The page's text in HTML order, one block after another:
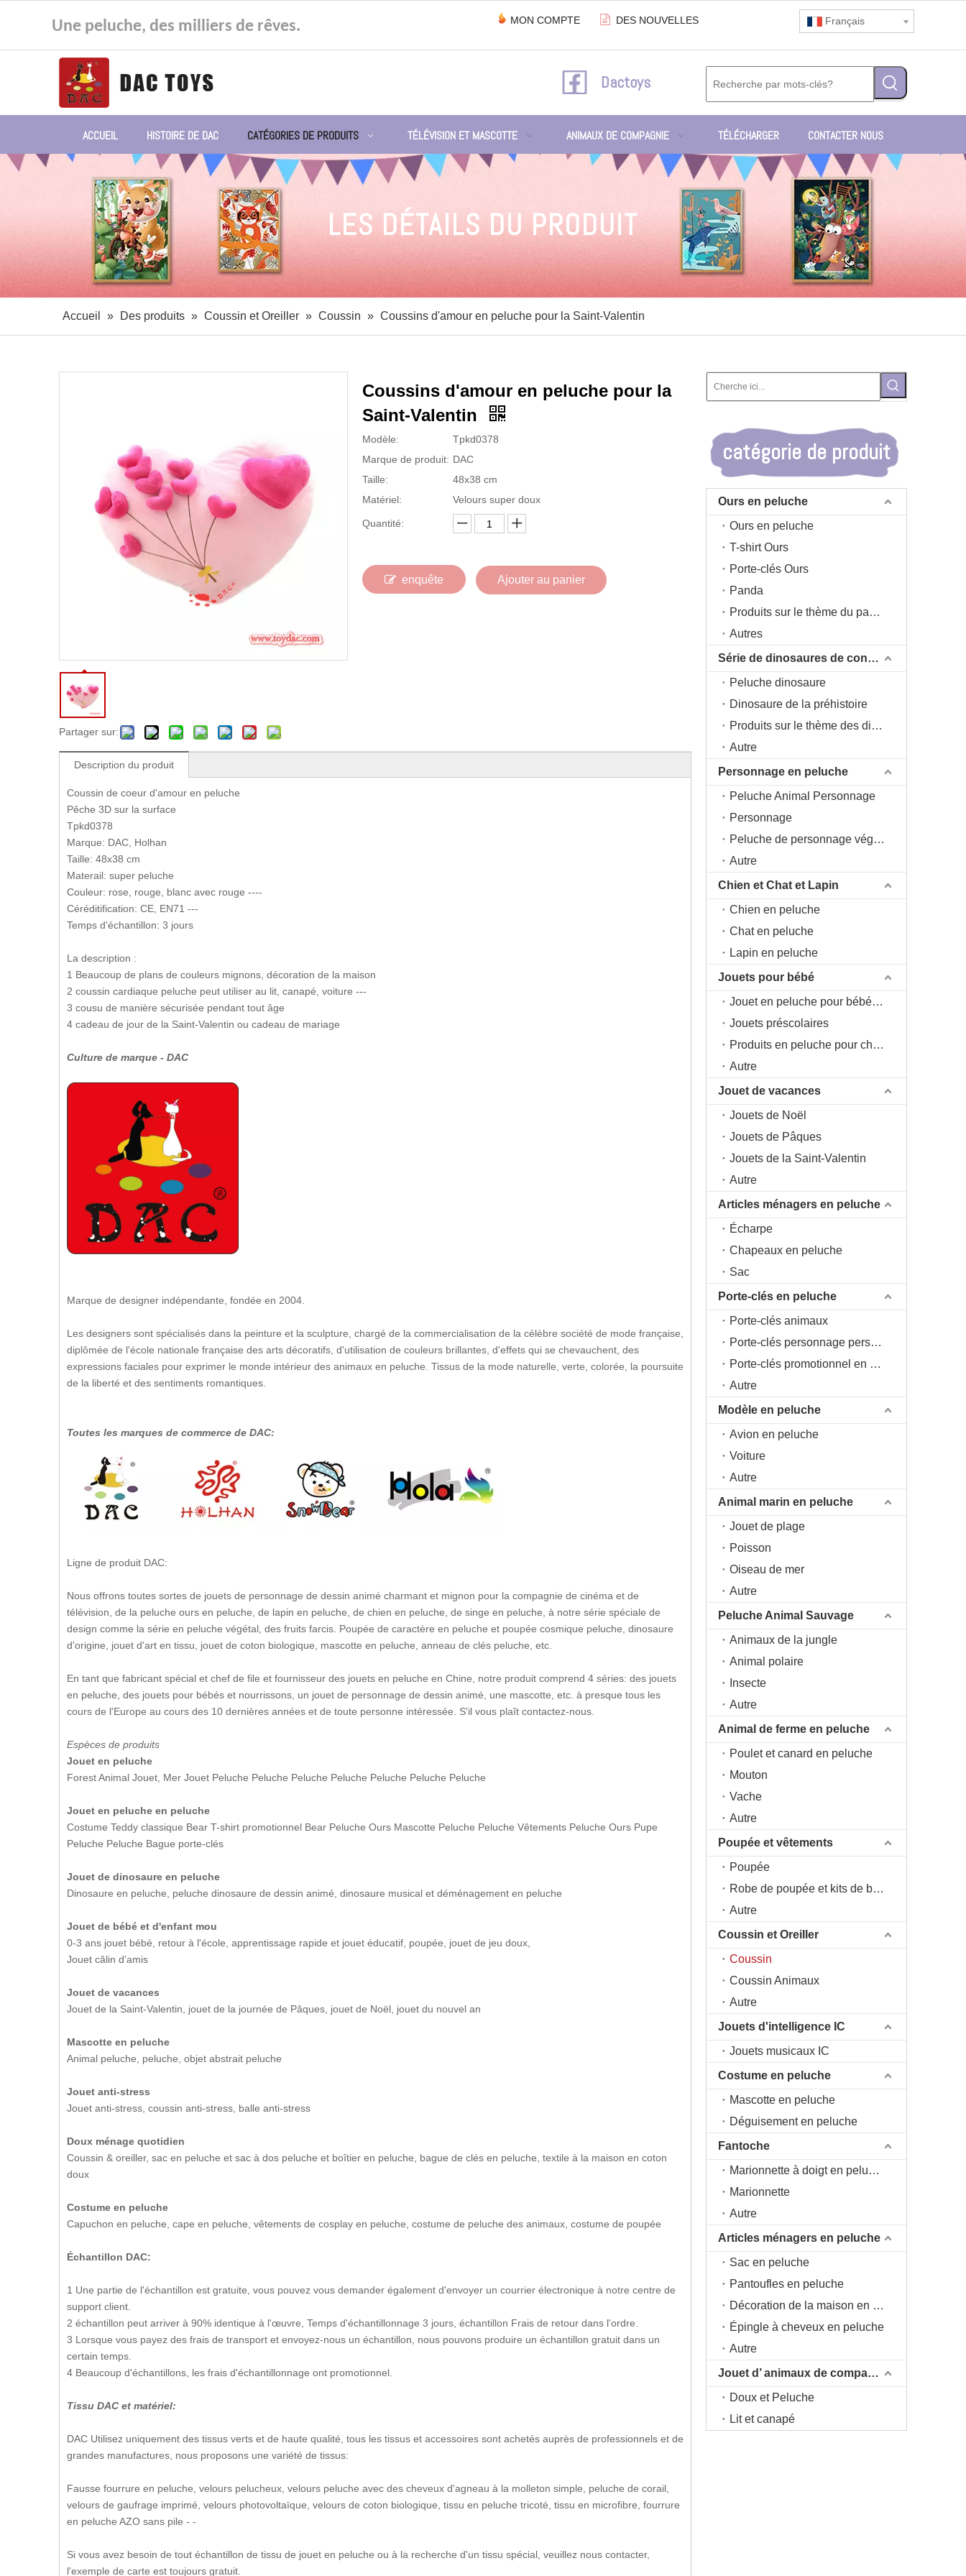
Une peluche, des milliers de rêves. MON COMPTE  DES NOUVELLES Français
Dactoys
ACCUEIL HISTOIRE DE DAC CATÉGORIES DE PRODUITS TÉLÉVISION ET MASCOTTE ANIMAUX DE COMPAGNIE TÉLÉCHARGER CONTACTER NOUS
LES DÉTAILS DU PRODUIT
Accueil » Des produits » Coussin et Oreiller » Coussin » Coussins d'amour en peluche pour la Saint-Valentin
Partager sur:
Coussins d'amour en peluche pour la
Saint-Valentin
Modèle:
Tpkd0378
Marque de produit: DAC
Taille:
48x38 cm
Matériel:
Velours super doux
Quantité:
enquête Ajouter au panier
Description du produit
Coussin de coeur d'amour en peluche
Pêche 3D sur la surface
Tpkd0378
Marque: DAC, Holhan
Taille: 48x38 cm
Materail: super peluche
Couleur: rose, rouge, blanc avec rouge ----
Céréditification: CE, EN71 ---
Temps d'échantillon: 3 jours
La description :
1 Beaucoup de plans de couleurs mignons, décoration de la maison
2 coussin cardiaque peluche peut utiliser au lit, canapé, voiture ---
3 cousu de manière sécurisée pendant tout âge
4 cadeau de jour de la Saint-Valentin ou cadeau de mariage
Culture de marque - DAC
Marque de designer indépendante, fondée en 2004.
Les designers sont spécialisés dans la peinture et la sculpture, chargé de la commercialisation de la célèbre société de mode française,
diplômée de l'école nationale française des arts décoratifs, d'utilisation de couleurs brillantes, d'effets qui se chevauchent, des
expressions faciales pour exprimer le monde intérieur des animaux en peluche. Tissus de la mode naturelle, verte, colorée, la poursuite
de la liberté et des sentiments romantiques.
Toutes les marques de commerce de DAC:
Ligne de produit DAC:
Nous offrons toutes sortes de jouets de personnage de dessin animé charmant et mignon pour la compagnie de cinéma et de
télévision, de la peluche ours en peluche, de lapin en peluche, de chien en peluche, de singe en peluche, à notre série spéciale de
design comme la série en peluche végétal, des fruits farcis. Poupée de caractère en peluche et poupée cosmique peluche, dinosaure
d'origine, jouet d'art en tissu, jouet de coton biologique, mascotte en peluche, anneau de clés peluche, etc.
En tant que fabricant spécial et chef de file et fournisseur des jouets en peluche en Chine, notre produit comprend 4 séries: des jouets
en peluche, des jouets pour bébés et nourrissons, un jouet de personnage de dessin animé, une mascotte, etc. à presque tous les
cours de l'Europe au cours des 10 dernières années et de toute personne intéressée. S'il vous plaît contactez-nous.
Espèces de produits
Jouet en peluche
Forest Animal Jouet, Mer Jouet Peluche Peluche Peluche Peluche Peluche Peluche Peluche
Jouet en peluche en peluche
Costume Teddy classique Bear T-shirt promotionnel Bear Peluche Ours Mascotte Peluche Peluche Vêtements Peluche Ours Pupe
Peluche Peluche Bague porte-clés
Jouet de dinosaure en peluche
Dinosaure en peluche, peluche dinosaure de dessin animé, dinosaure musical et déménagement en peluche
Jouet de bébé et d'enfant mou
0-3 ans jouet bébé, retour à l'école, apprentissage rapide et jouet éducatif, poupée, jouet de jeu doux,
Jouet câlin d'amis
Jouet de vacances
Jouet de la Saint-Valentin, jouet de la journée de Pâques, jouet de Noël, jouet du nouvel an
Mascotte en peluche
Animal peluche, peluche, objet abstrait peluche
Jouet anti-stress
Jouet anti-stress, coussin anti-stress, balle anti-stress
Doux ménage quotidien
Coussin & oreiller, sac en peluche et sac à dos peluche et boîtier en peluche, bague de clés en peluche, textile à la maison en coton
doux
Costume en peluche
Capuchon en peluche, cape en peluche, vêtements de cosplay en peluche, costume de peluche des animaux, costume de poupée
Échantillon DAC:
1 Une partie de l'échantillon est gratuite, vous pouvez vous demander également d'envoyer un courrier électronique à notre centre de
support client.
2 échantillon peut arriver à 90% identique à l'œuvre, Temps d'échantillonnage 3 jours, échantillon Frais de retour dans l'ordre.
3 Lorsque vous payez des frais de transport et envoyez-nous un échantillon, nous pouvons produire un échantillon gratuit dans un
certain temps.
4 Beaucoup d'échantillons, les frais d'échantillonnage ont promotionnel.
Tissu DAC et matériel:
DAC Utilisez uniquement des tissus verts et de haute qualité, tous les tissus et accessoires sont achetés auprès de professionnels et de
grandes manufactures, nous proposons une variété de tissus:
Fausse fourrure en peluche, velours pelucheux, velours peluche avec des cheveux d'agneau à la molleton simple, peluche de corail,
velours de gaufrage imprimé, velours photovoltaïque, velours de coton biologique, tissu en peluche tricoté, tissu en microfibre, fourrure
en peluche AZO sans pile - -
Si vous avez besoin de tout échantillon de tissu de jouet en peluche ou à la recherche d'un tissu spécial, veuillez nous contacter,
l'exemple de carte est toujours gratuit.
catégorie de produit
Ours en peluche
Ours en peluche
T-shirt Ours
Porte-clés Ours
Panda
Produits sur le thème du panda
Autres
Série de dinosaures de conception originale DAC
Peluche dinosaure
Dinosaure de la préhistoire
Produits sur le thème des dinosaures
Autre
Personnage en peluche
Peluche Animal Personnage
Personnage
Peluche de personnage végétal
Autre
Chien et Chat et Lapin
Chien en peluche
Chat en peluche
Lapin en peluche
Jouets pour bébé
Jouet en peluche pour bébé 0+
Jouets préscolaires
Produits en peluche pour chambre d'enfant
Autre
Jouet de vacances
Jouets de Noël
Jouets de Pâques
Jouets de la Saint-Valentin
Autre
Articles ménagers en peluche
Écharpe
Chapeaux en peluche
Sac
Porte-clés en peluche
Porte-clés animaux
Porte-clés personnage personnage
Porte-clés promotionnel en peluche
Autre
Modèle en peluche
Avion en peluche
Voiture
Autre
Animal marin en peluche
Jouet de plage
Poisson
Oiseau de mer
Autre
Peluche Animal Sauvage
Animaux de la jungle
Animal polaire
Insecte
Autre
Animal de ferme en peluche
Poulet et canard en peluche
Mouton
Vache
Autre
Poupée et vêtements
Poupée
Robe de poupée et kits de bricolage
Autre
Coussin et Oreiller
Coussin
Coussin Animaux
Autre
Jouets d'intelligence IC
Jouets musicaux IC
Costume en peluche
Mascotte en peluche
Déguisement en peluche
Fantoche
Marionnette à doigt en peluche
Marionnette
Autre
Articles ménagers en peluche
Sac en peluche
Pantoufles en peluche
Décoration de la maison en peluche
Épingle à cheveux en peluche
Autre
Jouet d’ animaux de compagnie
Doux et Peluche
Lit et canapé